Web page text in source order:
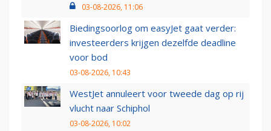
03-08-2026, 11:06
Biedingsoorlog om easyJet gaat verder:
investeerders krijgen dezelfde deadline
voor bod
03-08-2026, 10:43
WestJet annuleert voor tweede dag op rij
vlucht naar Schiphol
03-08-2026, 10:02